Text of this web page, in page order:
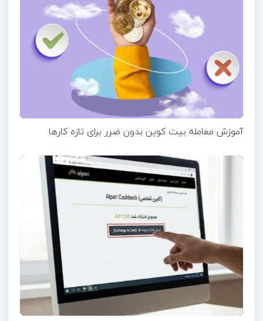
آموزش معامله بیت کوین بدون ضرر برای تازه ‌کارها